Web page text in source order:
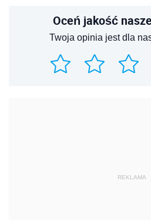
Oceń jakość
Twoja opinia jest dla
REKLAMA